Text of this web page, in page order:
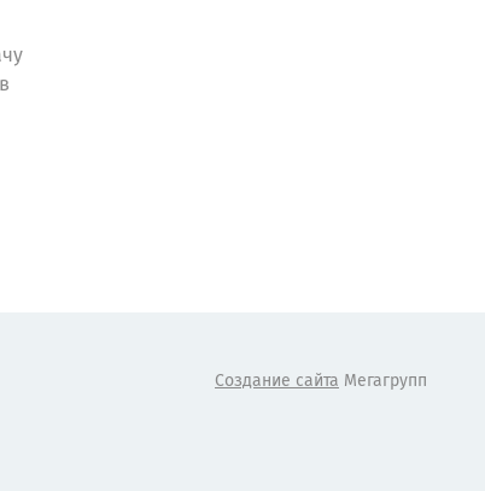
Создание сайта Мегагрупп